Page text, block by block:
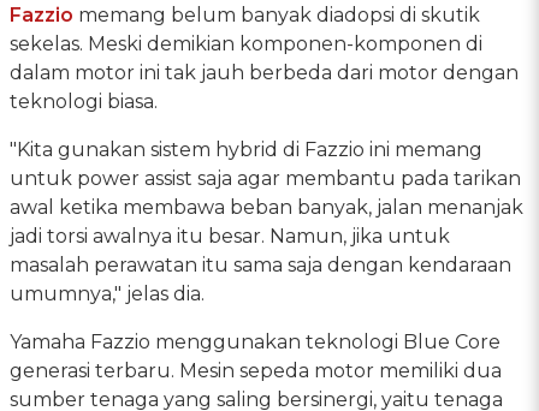
Fazzio memang belum banyak diadopsi di skutik
sekelas. Meski demikian komponen-komponen di
dalam motor ini tak jauh berbeda dari motor dengan
teknologi biasa.
"Kita gunakan sistem hybrid di Fazzio ini memang
untuk power assist saja agar membantu pada tarikan
awal ketika membawa beban banyak, jalan menanjak
jadi torsi awalnya itu besar. Namun, jika untuk
masalah perawatan itu sama saja dengan kendaraan
umumnya," jelas dia.
Yamaha Fazzio menggunakan teknologi Blue Core
generasi terbaru. Mesin sepeda motor memiliki dua
sumber tenaga yang saling bersinergi, yaitu tenaga